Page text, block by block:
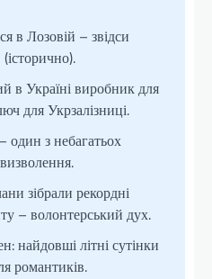
в Лозовій – звідси
в Україні виробник для
для Укрзалізниці.
з небагатьох
зібрали рекордні
– волонтерський дух.
найдовші літні сутінки
романтиків.